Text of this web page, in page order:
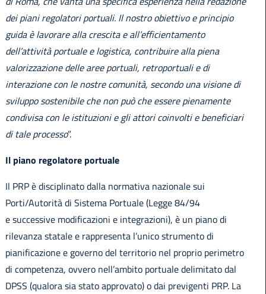
dei piani regolatori portuali. Il nostro obiettivo e principio
guida è lavorare alla crescita e all’efficientamento
dell’attività portuale e logistica, contribuire alla piena
valorizzazione delle aree portuali, retroportuali e di
interazione con le nostre comunità, secondo una visione di
sviluppo sostenibile che non può che essere pienamente
condivisa con le istituzioni e gli attori coinvolti e beneficiari
di tale processo”.
Il piano regolatore portuale
Il PRP è disciplinato dalla normativa nazionale sui
Porti/Autorità di Sistema Portuale (Legge 84/94
e successive modificazioni e integrazioni), è un piano di
rilevanza statale e rappresenta l’unico strumento di
pianificazione e governo del territorio nel proprio perimetro
di competenza, ovvero nell’ambito portuale delimitato dal
DPSS (qualora sia stato approvato) o dai previgenti PRP. La